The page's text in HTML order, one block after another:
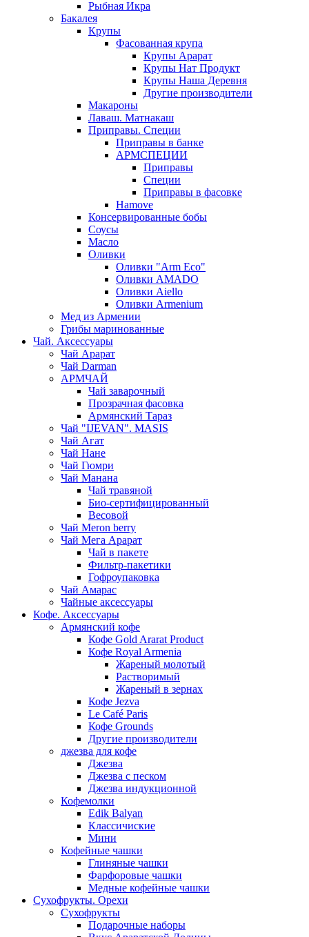
Рыбная Икра
Бакалея
Крупы
Фасованная крупа
Крупы Арарат
Крупы Нат Продукт
Крупы Наша Деревня
Другие производители
Макароны
Лаваш. Матнакаш
Приправы. Специи
Приправы в банке
АРМСПЕЦИИ
Приправы
Специи
Приправы в фасовке
Hamove
Консервированные бобы
Соусы
Масло
Оливки
Оливки "Arm Eco"
Оливки AMADO
Оливки Aiello
Оливки Armenium
Мед из Армении
Грибы маринованные
Чай. Аксессуары
Чай Арарат
Чай Darman
АРМЧАЙ
Чай заварочный
Прозрачная фасовка
Армянский Тараз
Чай "IJEVAN". MASIS
Чай Агат
Чай Нане
Чай Гюмри
Чай Манана
Чай травяной
Био-сертифицированный
Весовой
Чай Meron berry
Чай Мега Арарат
Чай в пакете
Фильтр-пакетики
Гофроупаковка
Чай Амарас
Чайные аксессуары
Кофе. Аксессуары
Армянский кофе
Кофе Gold Ararat Product
Кофе Royal Armenia
Жареный молотый
Растворимый
Жареный в зернах
Кофе Jezva
Le Café Paris
Кофе Grounds
Другие производители
джезва для кофе
Джезва
Джезва с песком
Джезва индукционной
Кофемолки
Edik Balyan
Классичиские
Мини
Кофейные чашки
Глиняные чашки
Фарфоровые чашки
Медные кофейные чашки
Сухофрукты. Орехи
Сухофрукты
Подарочные наборы